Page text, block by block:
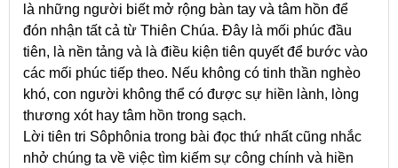
là những người biết mở rộng bàn tay và tâm hồn để
đón nhận tất cả từ Thiên Chúa. Đây là mối phúc đầu
tiên, là nền tảng và là điều kiện tiên quyết để bước vào
các mối phúc tiếp theo. Nếu không có tinh thần nghèo
khó, con người không thể có được sự hiền lành, lòng
thương xót hay tâm hồn trong sạch.
Lời tiên tri Sôphônia trong bài đọc thứ nhất cũng nhắc
nhở chúng ta về việc tìm kiếm sự công chính và hiền